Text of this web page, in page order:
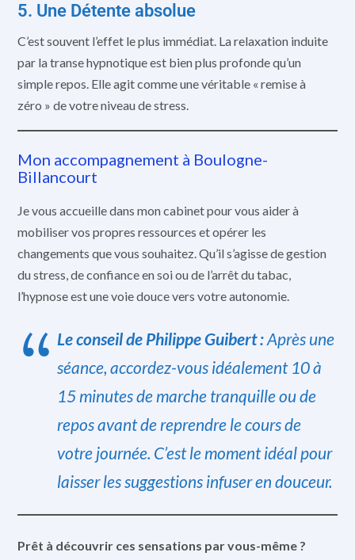
5. Une Détente absolue
C’est souvent l’effet le plus immédiat. La relaxation induite
par la transe hypnotique est bien plus profonde qu’un
simple repos. Elle agit comme une véritable « remise à
zéro » de votre niveau de stress.
Mon accompagnement à Boulogne-
Billancourt
Je vous accueille dans mon cabinet pour vous aider à
mobiliser vos propres ressources et opérer les
changements que vous souhaitez. Qu’il s’agisse de gestion
du stress, de confiance en soi ou de l’arrêt du tabac,
l’hypnose est une voie douce vers votre autonomie.
Le conseil de Philippe Guibert :Après une
séance, accordez-vous idéalement 10 à
15 minutes de marche tranquille ou de
repos avant de reprendre le cours de
votre journée. C’est le moment idéal pour
laisser les suggestions infuser en douceur.
Prêt à découvrir ces sensations par vous-même ?